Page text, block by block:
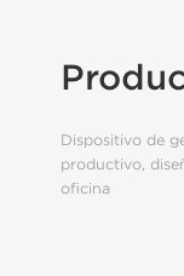
Dispositivo de
productivo,
oficina